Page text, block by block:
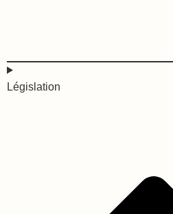
Législation